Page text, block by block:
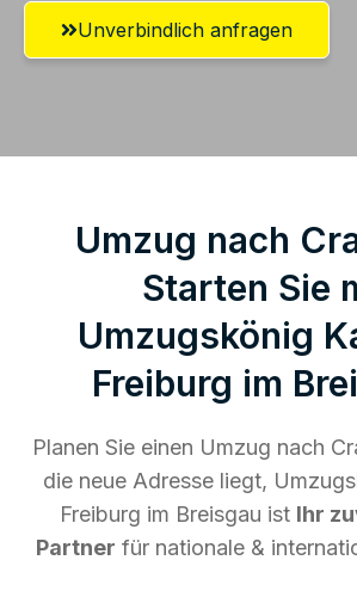
Unverbindlich anfragen
Umzug nach
Starten Sie
Umzugskönig
Freiburg im
Planen Sie einen Umzug nach
die neue Adresse liegt,
Freiburg im Breisgau ist Ihr
Partner für nationale &